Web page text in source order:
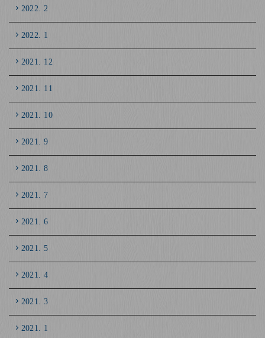
2022. 2
2022. 1
2021. 12
2021. 11
2021. 10
2021. 9
2021. 8
2021. 7
2021. 6
2021. 5
2021. 4
2021. 3
2021. 1